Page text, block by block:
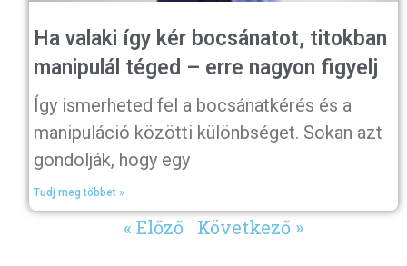
Ha valaki így kér bocsánatot, titokban
manipulál téged – erre nagyon figyelj
Így ismerheted fel a bocsánatkérés és a
manipuláció közötti különbséget. Sokan azt
gondolják, hogy egy
Tudj meg többet »
« Előző Következő »